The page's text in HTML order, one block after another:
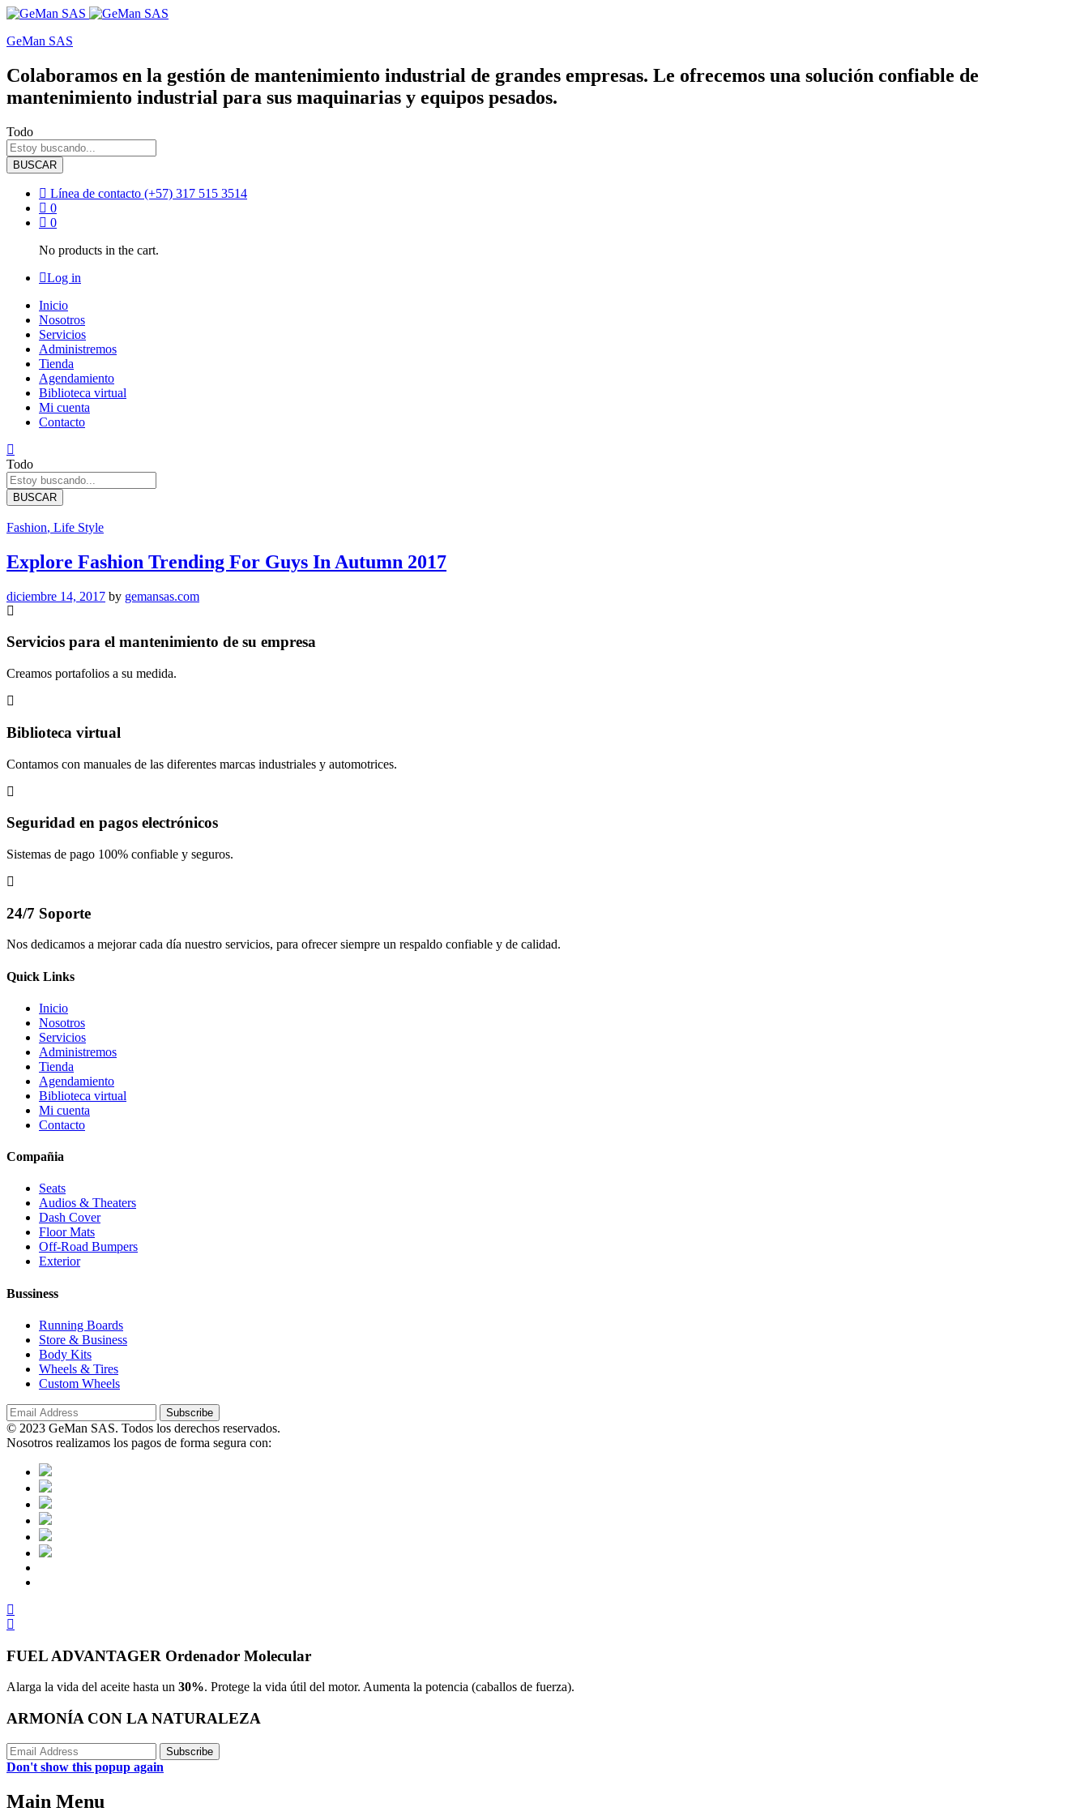
GeMan SAS
Colaboramos en la gestión de mantenimiento industrial de grandes empresas. Le ofrecemos una solución confiable de
mantenimiento industrial para sus maquinarias y equipos pesados.
Todo
BUSCAR
Línea de contacto (+57) 317 515 3514
0
0
No products in the cart.
Log in
Inicio
Nosotros
Servicios
Administremos
Tienda
Agendamiento
Biblioteca virtual
Mi cuenta
Contacto
Todo
BUSCAR
Fashion, Life Style
Explore Fashion Trending For Guys In Autumn 2017
diciembre 14, 2017 by gemansas.com
Servicios para el mantenimiento de su empresa
Creamos portafolios a su medida.
Biblioteca virtual
Contamos con manuales de las diferentes marcas industriales y automotrices.
Seguridad en pagos electrónicos
Sistemas de pago 100% confiable y seguros.
24/7 Soporte
Nos dedicamos a mejorar cada día nuestro servicios, para ofrecer siempre un respaldo confiable y de calidad.
Quick Links
Inicio
Nosotros
Servicios
Administremos
Tienda
Agendamiento
Biblioteca virtual
Mi cuenta
Contacto
Compañia
Seats
Audios & Theaters
Dash Cover
Floor Mats
Off-Road Bumpers
Exterior
Bussiness
Running Boards
Store & Business
Body Kits
Wheels & Tires
Custom Wheels
© 2023 GeMan SAS. Todos los derechos reservados.
Nosotros realizamos los pagos de forma segura con:
FUEL ADVANTAGER Ordenador Molecular
Alarga la vida del aceite hasta un 30%. Protege la vida útil del motor. Aumenta la potencia (caballos de fuerza).
ARMONÍA CON LA NATURALEZA
Don't show this popup again
Main Menu